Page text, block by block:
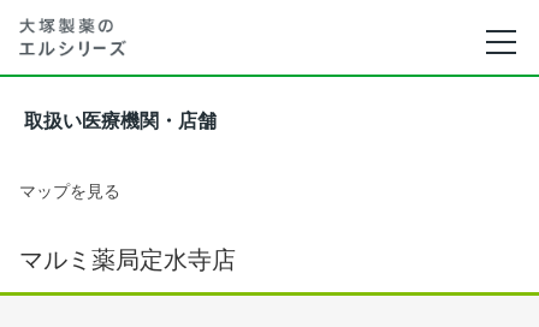
取扱い医療機関・店舗
マップを見る
マルミ薬局定水寺店